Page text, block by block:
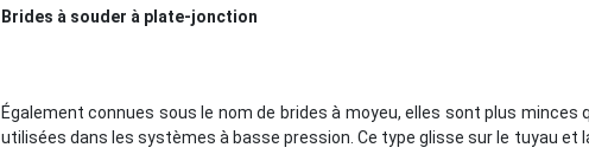
Brides à souder à plate-jonction
Également connues sous le nom de brides à moyeu, elles sont plus
utilisées dans les systèmes à basse pression. Ce type glisse sur le tuyau et